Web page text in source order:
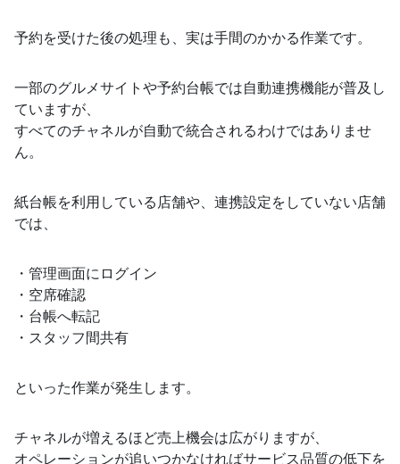
予約を受けた後の処理も、実は手間のかかる作業です。
一部のグルメサイトや予約台帳では自動連携機能が普及し
ていますが、
すべてのチャネルが自動で統合されるわけではありませ
ん。
紙台帳を利用している店舗や、連携設定をしていない店舗
では、
・管理画面にログイン
・空席確認
・台帳へ転記
・スタッフ間共有
といった作業が発生します。
チャネルが増えるほど売上機会は広がりますが、
オペレーションが追いつかなければサービス品質の低下を